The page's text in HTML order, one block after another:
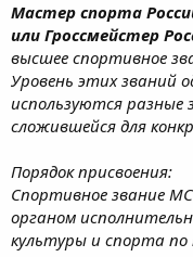
Мастер спорта
или Гроссмейстер
высшее спортивное
Уровень этих званий
используются разные
сложившейся для
Порядок присвоения:
Спортивное звание
органом
культуры и спорта